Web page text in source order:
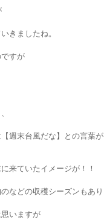
きましたね。
すが
週末台風だな】との言葉が
来ていたイメージが！！
などの収穫シーズンもあり
いますが